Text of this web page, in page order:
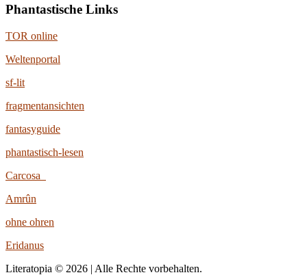
Phantastische Links
TOR online
Weltenportal
sf-lit
fragmentansichten
fantasyguide
phantastisch-lesen
Carcosa
Amrûn
ohne ohren
Eridanus
Literatopia © 2026 | Alle Rechte vorbehalten.